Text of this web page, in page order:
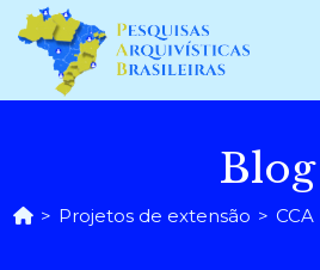
para
conteúdo
Blog
> Projetos de extensão > CCA